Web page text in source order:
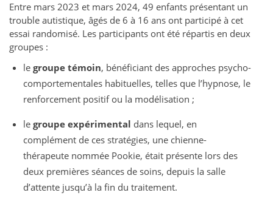
Entre mars 2023 et mars 2024, 49 enfants présentant un
trouble autistique, âgés de 6 à 16 ans ont participé à cet
essai randomisé. Les participants ont été répartis en deux
groupes :
le groupe témoin, bénéficiant des approches psycho-
comportementales habituelles, telles que l’hypnose, le
renforcement positif ou la modélisation ;
le groupe expérimental dans lequel, en
complément de ces stratégies, une chienne-
thérapeute nommée Pookie, était présente lors des
deux premières séances de soins, depuis la salle
d’attente jusqu’à la fin du traitement.